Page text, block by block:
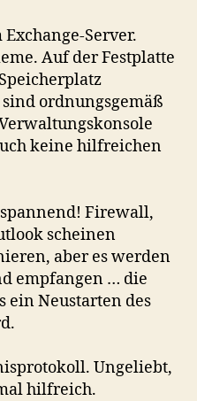
Server.
Auf der Festplatte
ordnungsgemäß
keine hilfreichen
Firewall,
scheinen
aber es werden
empfangen … die
ein Neustarten des
Ungeliebt,
hilfreich.